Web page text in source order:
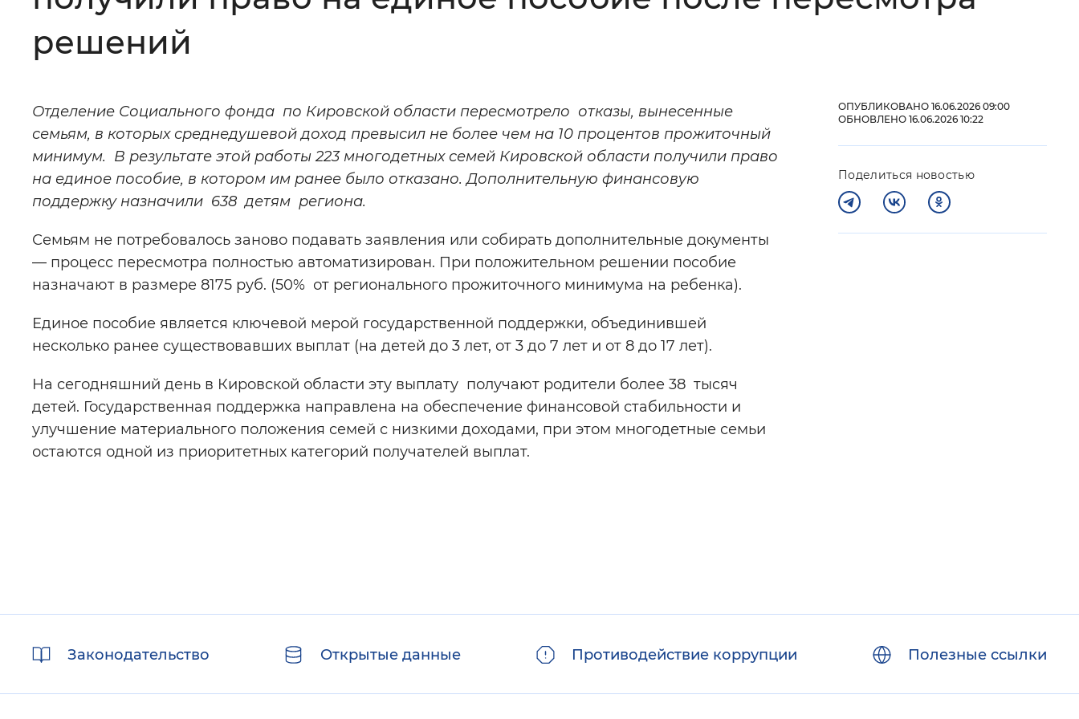
Звуковой ассистент: Воспроизвести Остановить Повторить
Вернуть стандартные настройки
решений
Отделение Социального фонда по Кировской области пересмотрело отказы, вынесенные
семьям, в которых среднедушевой доход превысил не более чем на 10 процентов прожиточный
минимум. В результате этой работы 223 многодетных семей Кировской области получили право
на единое пособие, в котором им ранее было отказано. Дополнительную финансовую
поддержку назначили 638 детям региона.
Семьям не потребовалось заново подавать заявления или собирать дополнительные документы
— процесс пересмотра полностью автоматизирован. При положительном решении пособие
назначают в размере 8175 руб. (50% от регионального прожиточного минимума на ребенка).
Единое пособие является ключевой мерой государственной поддержки, объединившей
несколько ранее существовавших выплат (на детей до 3 лет, от 3 до 7 лет и от 8 до 17 лет).
На сегодняшний день в Кировской области эту выплату получают родители более 38 тысяч
детей. Государственная поддержка направлена на обеспечение финансовой стабильности и
улучшение материального положения семей с низкими доходами, при этом многодетные семьи
остаются одной из приоритетных категорий получателей выплат.
ОПУБЛИКОВАНО 16.06.2026 09:00
ОБНОВЛЕНО 16.06.2026 10:22
Поделиться новостью
ссылкиЗаконодательство Открытые данные Противодействие коррупции Полезные ссылки